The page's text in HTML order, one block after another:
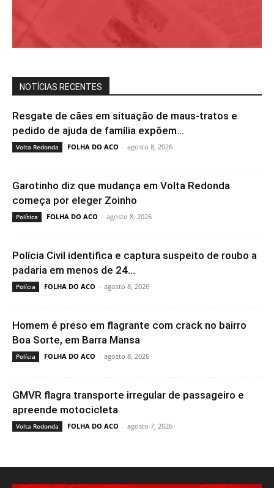
NOTÍCIAS RECENTES
Resgate de cães em situação de maus-tratos e
pedido de ajuda de família expõem...
Volta Redonda FOLHA DO ACO - agosto 8, 2026
Garotinho diz que mudança em Volta Redonda
começa por eleger Zoinho
Política FOLHA DO ACO - agosto 8, 2026
Polícia Civil identifica e captura suspeito de roubo a
padaria em menos de 24...
Polícia FOLHA DO ACO - agosto 8, 2026
Homem é preso em flagrante com crack no bairro
Boa Sorte, em Barra Mansa
Polícia FOLHA DO ACO - agosto 8, 2026
GMVR flagra transporte irregular de passageiro e
apreende motocicleta
Volta Redonda FOLHA DO ACO - agosto 7, 2026